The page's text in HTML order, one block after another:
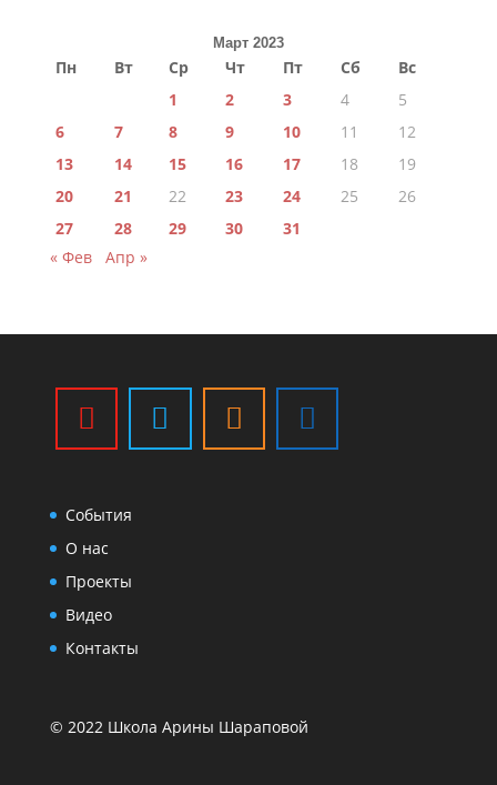
Март 2023
Пн Вт Ср Чт Пт Сб
Вс
1
2 3 4
5
6
7 8 9 10 11
12
13
14 15 16 17 18
19
20
21 22 23 24 25
26
27
28 29 30
31
« Фев
Апр »
События
О нас
Проекты
Видео
Контакты
© 2022 Школа Арины Шараповой